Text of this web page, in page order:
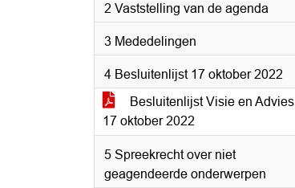
2 Vaststelling van de agenda
3 Mededelingen
4 Besluitenlijst 17 oktober 2022
Besluitenlijst Visie en Advies
17 oktober 2022
5 Spreekrecht over niet
geagendeerde onderwerpen